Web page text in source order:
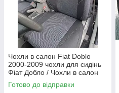
Чохли в салон Fiat Doblo
2000-2009 чохли для сидінь
Фіат Добло / Чохли в салон
Фіат Добло / авто чохли Fiat
Doblo
Готово до відправки